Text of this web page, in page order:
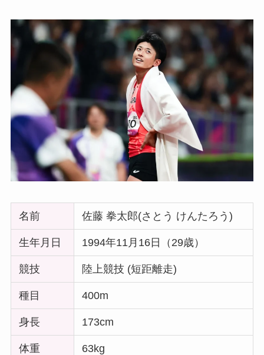
名前 佐藤 拳太郎(さとう けんたろう)
生年月日 1994年11月16日（29歳）
競技 陸上競技 (短距離走)
種目 400m
身長 173cm
体重 63kg